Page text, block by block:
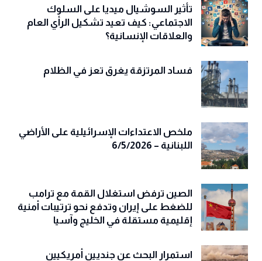
تأثير السوشيال ميديا على السلوك
الاجتماعي: كيف تعيد تشكيل الرأي العام
والعلاقات الإنسانية؟
فساد المرتزقة يغرق تعز في الظلام
ملخص الاعتداءات الإسرائيلية على الأراضي
اللبنانية – 6/5/2026
الصين ترفض استغلال القمة مع ترامب
للضغط على إيران وتدفع نحو ترتيبات أمنية
إقليمية مستقلة في الخليج وآسيا
استمرار البحث عن جنديين أمريكيين